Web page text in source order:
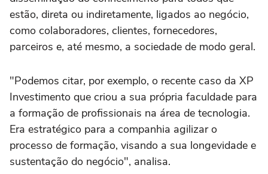
estão, direta ou indiretamente, ligados ao negócio,
como colaboradores, clientes, fornecedores,
parceiros e, até mesmo, a sociedade de modo geral.
"Podemos citar, por exemplo, o recente caso da XP
Investimento que criou a sua própria faculdade para
a formação de profissionais na área de tecnologia.
Era estratégico para a companhia agilizar o
processo de formação, visando a sua longevidade e
sustentação do negócio", analisa.